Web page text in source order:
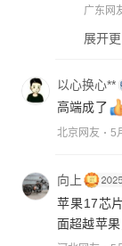
广东网
展开
以心换心**
高端成了
北京网友 5
向上
苹果17芯
面超越苹